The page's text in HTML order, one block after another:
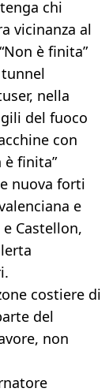
chi
vicinanza al
è finita”
nella
del fuoco
con
finita”
nuova forti
e
Castellon,
costiere di
del
non